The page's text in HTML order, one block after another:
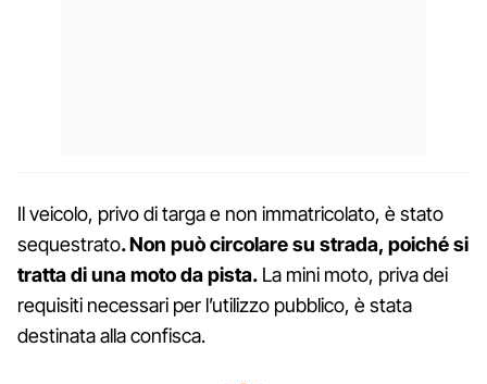
Il veicolo, privo di targa e non immatricolato, è stato
sequestrato. Non può circolare su strada, poiché si
tratta di una moto da pista. La mini moto, priva dei
requisiti necessari per l’utilizzo pubblico, è stata
destinata alla confisca.